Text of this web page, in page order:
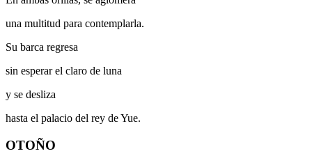
una multitud para contemplarla.
Su barca regresa
sin esperar el claro de luna
y se desliza
hasta el palacio del rey de Yue.
OTOÑO